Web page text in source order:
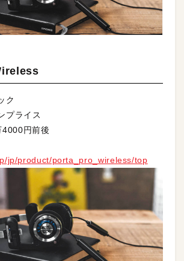
ク
プライス
4000円前後
jp/product/porta_pro_wireless/top